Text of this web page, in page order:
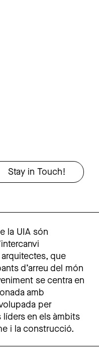
la UIA són
que
d’arreu del món
se centra en
amb
per
en els àmbits
i la construcció.